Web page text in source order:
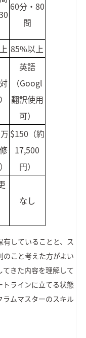
60分・80
問
85%以上
英語
（Googl
翻訳使用
可）
$150（約
17,500
円）
なし
していることと、ス
こと考えた方がよい
きた内容を理解して
ラインに立てる状態
ラムマスターのスキル